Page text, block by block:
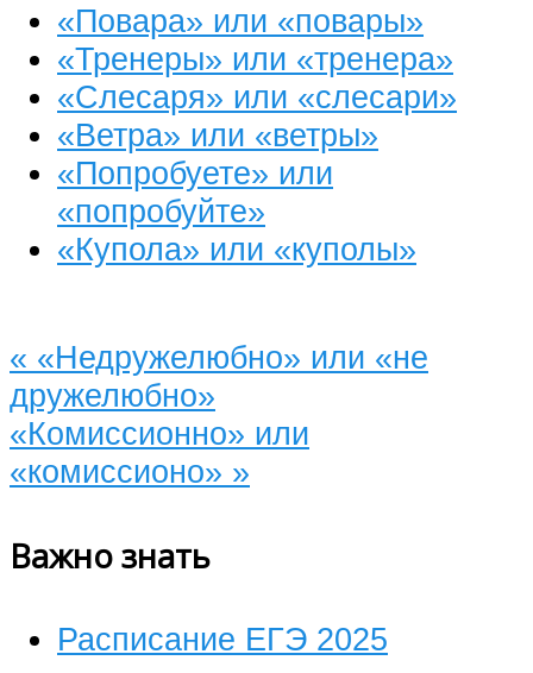
«Повара» или «повары»
«Тренеры» или «тренера»
«Слесаря» или «слесари»
«Ветра» или «ветры»
«Попробуете» или
«попробуйте»
«Купола» или «куполы»
« «Недружелюбно» или «не
дружелюбно»
«Комиссионно» или
«комиссионо» »
Важно знать
Расписание ЕГЭ 2025